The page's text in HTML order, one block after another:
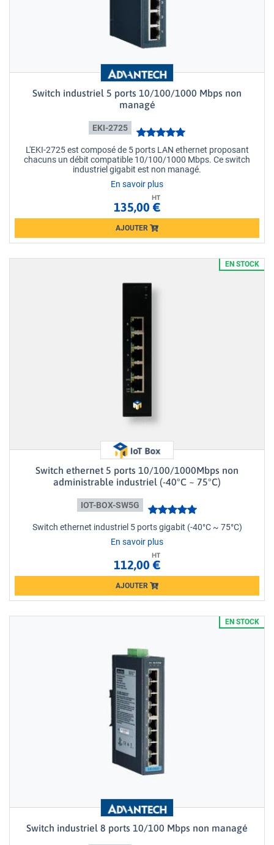
Switch industriel 5 ports 10/100/1000 Mbps non
managé
EKI-2725
L'EKI-2725 est composé de 5 ports LAN ethernet proposant
chacuns un débit compatible 10/100/1000 Mbps. Ce switch
industriel gigabit est non managé.
En savoir plus
HT
135,00 €
AJOUTER
Loading...
EN STOCK
Switch ethernet 5 ports 10/100/1000Mbps non
administrable industriel (-40°C ~ 75°C)
IOT-BOX-SW5G
Switch ethernet industriel 5 ports gigabit (-40°C ~ 75°C)
En savoir plus
HT
112,00 €
AJOUTER
Loading...
EN STOCK
Switch industriel 8 ports 10/100 Mbps non managé